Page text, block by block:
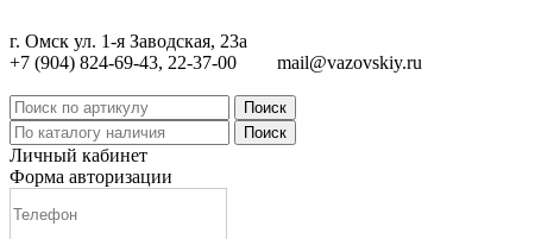
г. Омск ул. 1-я Заводская, 23а
+7 (904) 824-69-43, 22-37-00
mail@vazovskiy.ru
Поиск
Поиск
Личный кабинет
Форма авторизации